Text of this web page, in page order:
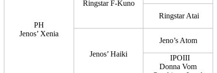
PH
Jenos’ Xenia
Ringstar F-Kuno
Ringstar Atai
Jenos’ Haiki
Jeno’s Atom
IPOIII
Donna Vom